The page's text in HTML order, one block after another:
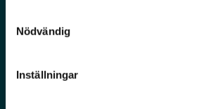
Nödvändig
Inställningar
Bläddra i
numret av